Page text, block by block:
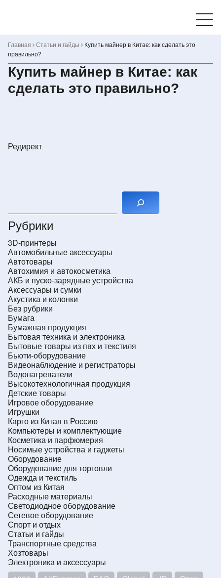
Главная Статьи и гайды
Купить майнер в Китае: как сделать это
правильно?
Купить майнер в Китае: как
сделать это правильно?
Редирект
Рубрики
3D-принтеры
Автомобильные аксессуары
Автотовары
Автохимия и автокосметика
АКБ и пуско-зарядные устройства
Аксессуары и сумки
Акустика и колонки
Без рубрики
Бумага
Бумажная продукция
Бытовая техника и электроника
Бытовые товары из пвх и текстиля
Бьюти-оборудование
Видеонаблюдение и регистраторы
Водонагреватели
Высокотехнологичная продукция
Детские товары
Игровое оборудование
Игрушки
Карго из Китая в Россию
Компьютеры и комплектующие
Косметика и парфюмерия
Носимые устройства и гаджеты
Оборудование
Оборудование для торговли
Одежда и текстиль
Оптом из Китая
Расходные материалы
Светодиодное оборудование
Сетевое оборудование
Спорт и отдых
Статьи и гайды
Транспортные средства
Хозтовары
Электроника и аксессуары